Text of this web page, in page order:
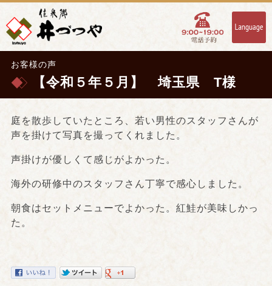
お客様の声
【令和５年５月】 埼玉県 T様
庭を散歩していたところ、若い男性のスタッフさんが
声を掛けて写真を撮ってくれました。
声掛けが優しくて感じがよかった。
海外の研修中のスタッフさん丁寧で感心しました。
朝食はセットメニューでよかった。紅鮭が美味しかっ
た。